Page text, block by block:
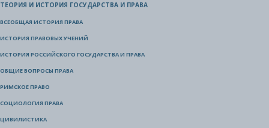
ТЕОРИЯ И ИСТОРИЯ ГОСУДАРСТВА И ПРАВА
ВСЕОБЩАЯ ИСТОРИЯ ПРАВА
ИСТОРИЯ ПРАВОВЫХ УЧЕНИЙ
ИСТОРИЯ РОССИЙСКОГО ГОСУДАРСТВА И ПРАВА
ОБЩИЕ ВОПРОСЫ ПРАВА
РИМСКОЕ ПРАВО
СОЦИОЛОГИЯ ПРАВА
ЦИВИЛИСТИКА